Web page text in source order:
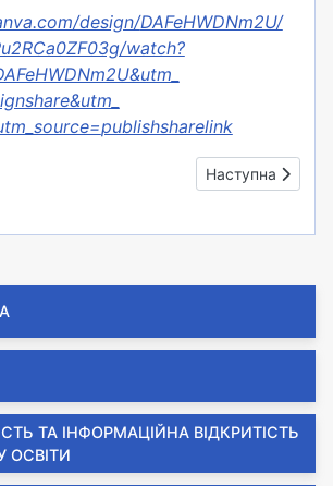
ТА ІНФОРМАЦІЙНА ВІДКРИТІСТЬ
ОСВІТИ
design/DAFeHWDNm2U/
watch?
publishsharelink
Дослідники, 1-Б Наступна
Наступна